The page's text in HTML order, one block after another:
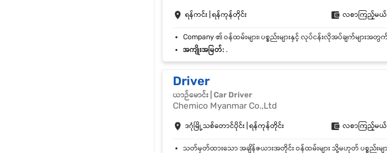
ရန်ကင်း | ရန်ကုန်တိုင်း လစာကြည့်မယ်
အကျိုးအမြတ်: .
Driver
ယာဉ်မောင်း | Car Driver
Chemico Myanmar Co.,Ltd
ဒဂုံမြို့သစ်တောင်ပိုင်း | ရန်ကုန်တိုင်း လစာကြည့်မယ်